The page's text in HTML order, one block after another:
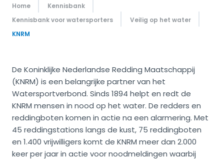
Home
Kennisbank
Kennisbank voor watersporters
Veilig op het water
KNRM
De Koninklijke Nederlandse Redding Maatschappij
(KNRM) is een belangrijke partner van het
Watersportverbond. Sinds 1894 helpt en redt de
KNRM mensen in nood op het water. De redders en
reddingboten komen in actie na een alarmering. Met
45 reddingstations langs de kust, 75 reddingboten
en 1.400 vrijwilligers komt de KNRM meer dan 2.000
keer per jaar in actie voor noodmeldingen waarbij